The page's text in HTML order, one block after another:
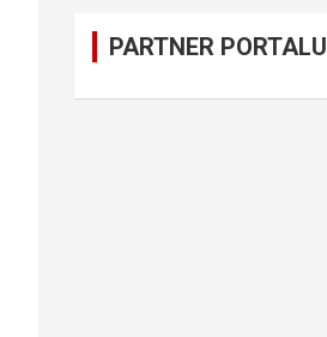
PARTNER PORTALU